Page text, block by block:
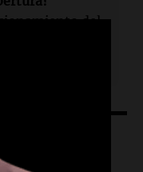
del
en la